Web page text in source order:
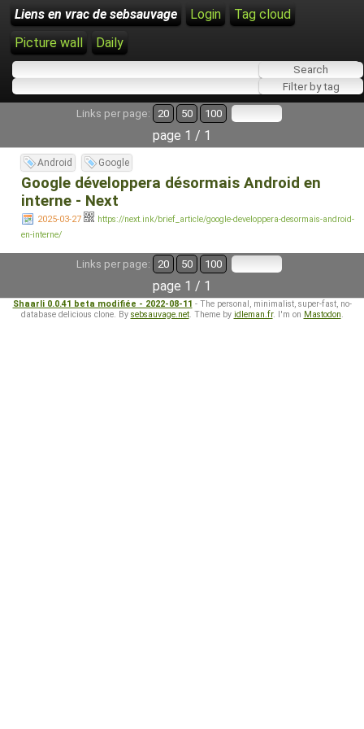
Liens en vrac de sebsauvage Login
Tag cloud
Picture wall
Daily
Links per page: 20 50 100
page 1 / 1
Android Google
Google développera désormais Android en
interne - Next
2025-03-27
https://next.ink/brief_article/google-developpera-desormais-android-
en-interne/
Links per page: 20 50 100
page 1 / 1
Shaarli 0.0.41 beta modifiée - 2022-08-11 - The personal, minimalist, super-fast, no-
database delicious clone. By sebsauvage.net. Theme by idleman.fr. I'm on Mastodon.